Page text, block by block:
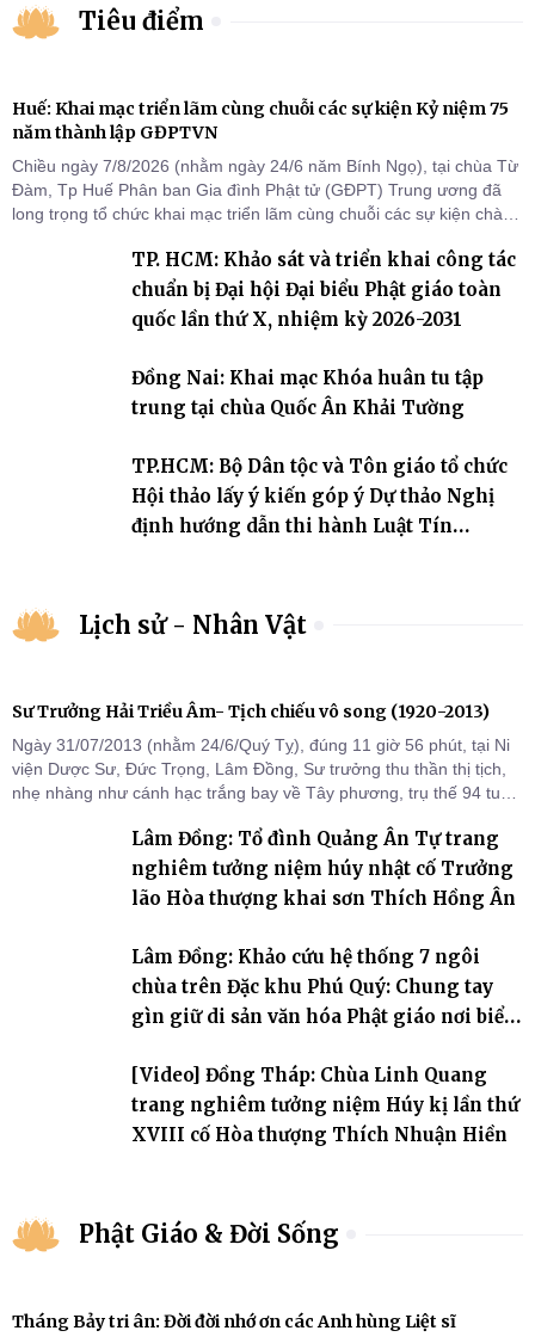
Tiêu điểm
Huế: Khai mạc triển lãm cùng chuỗi các sự kiện Kỷ niệm 75
năm thành lập GĐPTVN
Chiều ngày 7/8/2026 (nhằm ngày 24/6 năm Bính Ngọ), tại chùa Từ
Đàm, Tp Huế Phân ban Gia đình Phật tử (GĐPT) Trung ương đã
long trọng tổ chức khai mạc triển lãm cùng chuỗi các sự kiện chào
TP. HCM: Khảo sát và triển khai công tác
chuẩn bị Đại hội Đại biểu Phật giáo toàn
quốc lần thứ X, nhiệm kỳ 2026-2031
Đồng Nai: Khai mạc Khóa huân tu tập
trung tại chùa Quốc Ân Khải Tường
TP.HCM: Bộ Dân tộc và Tôn giáo tổ chức
Hội thảo lấy ý kiến góp ý Dự thảo Nghị
định hướng dẫn thi hành Luật Tín
Lịch sử - Nhân Vật
Sư Trưởng Hải Triều Âm- Tịch chiếu vô song (1920-2013)
Ngày 31/07/2013 (nhằm 24/6/Quý Tỵ), đúng 11 giờ 56 phút, tại Ni
viện Dược Sư, Đức Trọng, Lâm Đồng, Sư trưởng thu thần thị tịch,
nhẹ nhàng như cánh hạc trắng bay về Tây phương, trụ thế 94 tuổi
Lâm Đồng: Tổ đình Quảng Ân Tự trang
nghiêm tưởng niệm húy nhật cố Trưởng
lão Hòa thượng khai sơn Thích Hồng Ân
Lâm Đồng: Khảo cứu hệ thống 7 ngôi
chùa trên Đặc khu Phú Quý: Chung tay
gìn giữ di sản văn hóa Phật giáo nơi biển
[Video] Đồng Tháp: Chùa Linh Quang
trang nghiêm tưởng niệm Húy kị lần thứ
XVIII cố Hòa thượng Thích Nhuận Hiền
Phật Giáo & Đời Sống
Tháng Bảy tri ân: Đời đời nhớ ơn các Anh hùng Liệt sĩ